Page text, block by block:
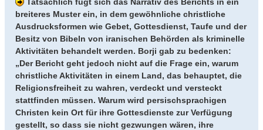
breiteres Muster ein, in dem gewöhnliche christliche
Ausdrucksformen wie Gebet, Gottesdienst, Taufe und der
Besitz von Bibeln von iranischen Behörden als kriminelle
Aktivitäten behandelt werden. Borji gab zu bedenken:
„Der Bericht geht jedoch nicht auf die Frage ein, warum
christliche Aktivitäten in einem Land, das behauptet, die
Religionsfreiheit zu wahren, verdeckt und versteckt
stattfinden müssen. Warum wird persischsprachigen
Christen kein Ort für ihre Gottesdienste zur Verfügung
gestellt, so dass sie nicht gezwungen wären, ihre